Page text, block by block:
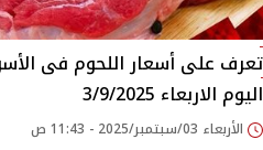
اليوم الاربعاء 3/9/2025
الأربعاء 03/سبتمبر/2025 - 11:43 ص